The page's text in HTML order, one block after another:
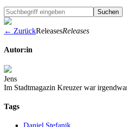
← ZurückReleasesReleases
Autor:in
Jens
Im Stadtmagazin Kreuzer war
Tags
Daniel Stefanik